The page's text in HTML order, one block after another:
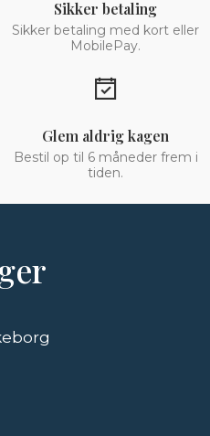
Sikker betaling
Sikker betaling med kort eller
MobilePay.
Glem aldrig kagen
Bestil op til 6 måneder frem i
tiden.